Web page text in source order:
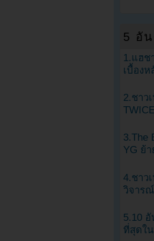
5 อั
1.แฮช
เบื้อง
2.ชาว
3.The
YG ย้
4.ชาว
วิจาร
5.10
ที่สุดใ